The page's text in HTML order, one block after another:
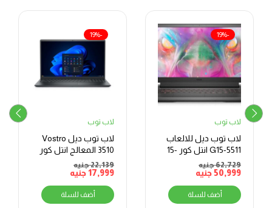
-19%
لاب توب
لاب توب ديل للالعاب
G15-5511 انتل كور -15
بوصة
62,729جنيه
50,999جنيه
أضف للسلة
-19%
لاب توب
لاب توب ديل Vostro
3510 المعالج انتل كور
جيجابايت، سعة التخزين
256 جيجا بايت SSD ،
22,139جنيه
17,999جنيه
أضف للسلة